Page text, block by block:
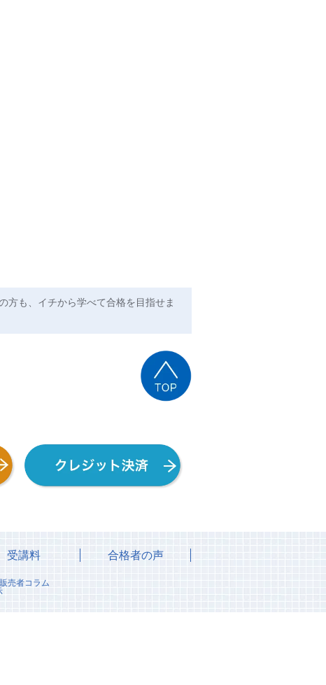
方も、イチから学べて合格を目指せま
受講料 合格者の声
売者コラム